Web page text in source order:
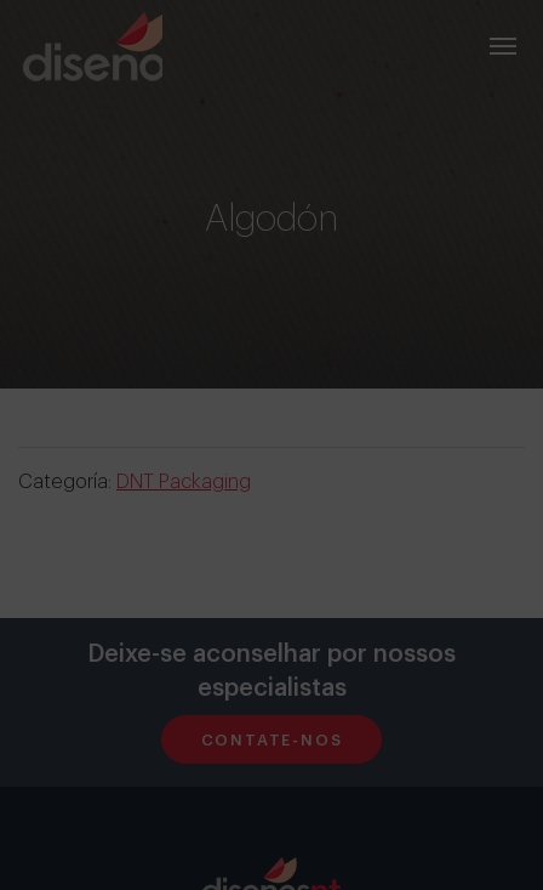
Algodón
Categoría: DNT Packaging
Deixe-se aconselhar por nossos
especialistas
CONTATE-NOS